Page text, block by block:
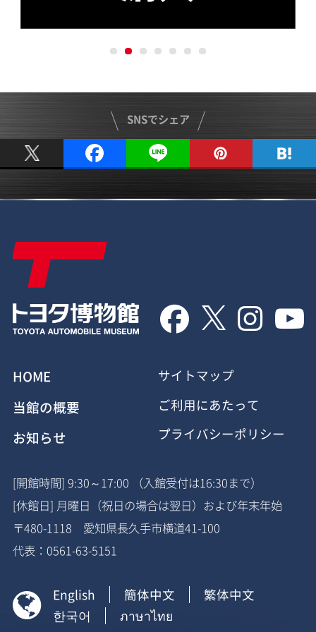
SNSでシェア
   
HOME
当館の概要
お知らせ
サイトマップ
ご利用にあたって
プライバシーポリシー
[開館時間] 9:30～17:00 （入館受付は16:30まで）
[休館日] 月曜日（祝日の場合は翌日）および年末年始
〒480-1118 愛知県長久手市横道41-100
代表：0561-63-5151
 English 簡体中文
繁体中文
한국어
ภาษาไทย